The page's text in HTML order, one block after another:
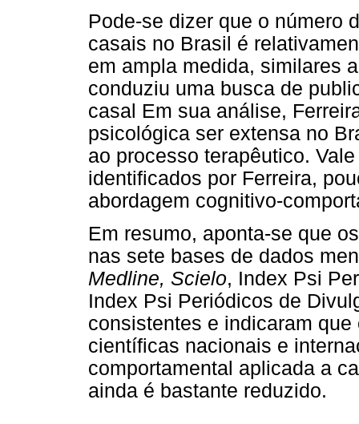
Pode-se dizer que o número
casais no Brasil é
em ampla medida, similares
conduziu uma busca de
casal Em sua análise,
psicológica ser extensa no
ao processo terapêutico.
identificados por Ferreira,
abordagem cognitivo-
Em resumo, aponta-se que
nas sete bases de dados
Medline, Scielo, Index Psi
Index Psi Periódicos de
consistentes e indicaram
científicas nacionais e
comportamental aplicada a
ainda é bastante reduzido.